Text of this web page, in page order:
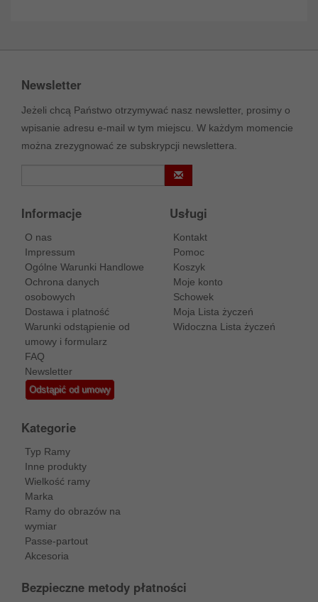
Newsletter
Jeżeli chcą Państwo otrzymywać nasz newsletter, prosimy o
wpisanie adresu e-mail w tym miejscu. W każdym momencie
można zrezygnować ze subskrypcji newslettera.
Informacje
O nas
Impressum
Ogólne Warunki Handlowe
Ochrona danych
osobowych
Dostawa i platność
Warunki odstąpienie od
umowy i formularz
FAQ
Newsletter
Odstąpić od umowy
Usługi
Kontakt
Pomoc
Koszyk
Moje konto
Schowek
Moja Lista życzeń
Widoczna Lista życzeń
Kategorie
Typ Ramy
Inne produkty
Wielkość ramy
Marka
Ramy do obrazów na
wymiar
Passe-partout
Akcesoria
Bezpieczne metody płatności